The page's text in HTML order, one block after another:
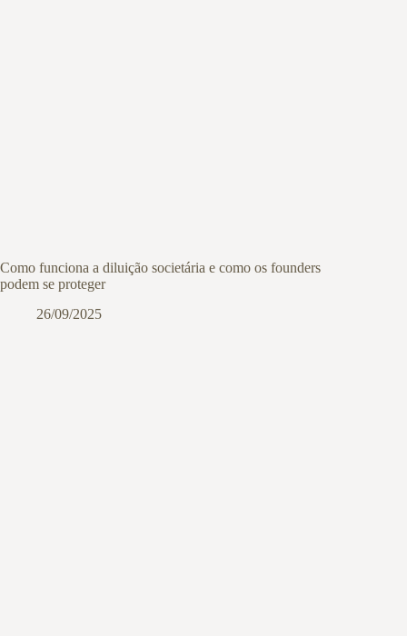
Como funciona a diluição societária e como os founders
podem se proteger
26/09/2025